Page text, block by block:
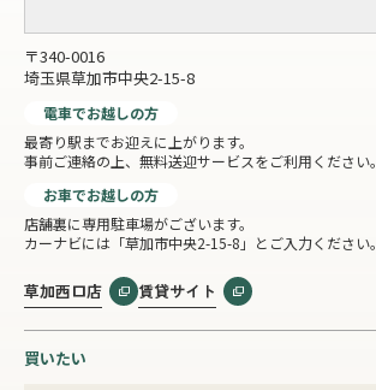
〒340-0016
埼玉県草加市中央2-15-8
電車でお越しの方
最寄り駅までお迎えに上がります。
事前ご連絡の上、無料送迎サービスをご利用ください。
お車でお越しの方
店舗裏に専用駐車場がございます。
カーナビには「草加市中央2-15-8」とご入力ください。
草加西口店 賃貸サイト
買いたい